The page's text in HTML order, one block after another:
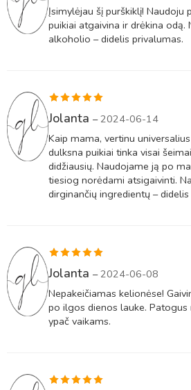
Įsimylėjau šį purškiklį! Naudoju
puikiai atgaivina ir drėkina odą.
alkoholio – didelis privalumas.
Įvertinimas:
Jolanta – 2024-06-14
Kaip mama, vertinu
dulksna puikiai tinka visai
didžiausių. Naudojame ją po
tiesiog norėdami atsigaivinti.
dirginančių ingredientų – didelis
Įvertinimas:
Jolanta – 2024-06-08
Nepakeičiamas kelionėse!
po ilgos dienos lauke. Patogus
ypač vaikams.